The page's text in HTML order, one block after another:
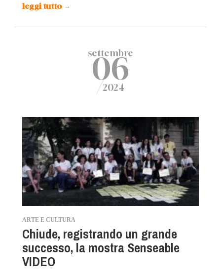
leggi tutto →
settembre
06
/2024
ARTE E CULTURA
Chiude, registrando un grande
successo, la mostra Senseable
VIDEO